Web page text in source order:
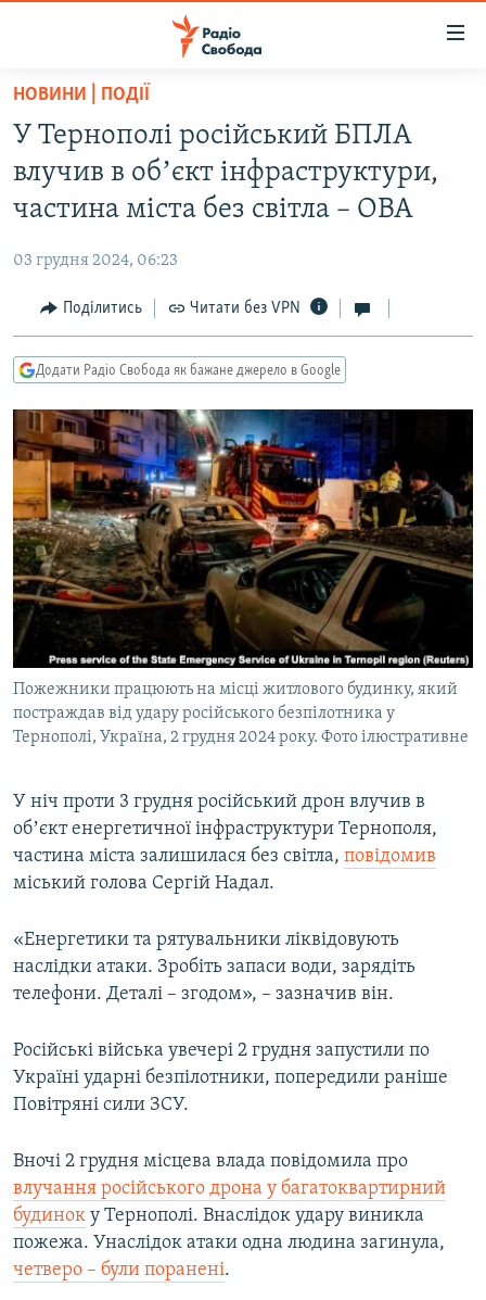
Перейти
основного
матеріалу
Перейти
основної
навігації
Перейти
до
пошуку
ВСЕ ЗА ДОБУ
СТАТТІ
ЕКОНОМІКА
СУСПІЛЬСТВО
УКРАЇНА
СВІТ
РОСІЙСЬКА «ФІЛЬТРАЦІЯ»
ДОНБАС.РЕАЛІЇ
ТИ ЯК?
СХЕМИ
КИТАЙ.ВИКЛИКИ
МУЛЬТИМЕДІА
ФОТО
СПЕЦПРОЄКТИ
ПОДКАСТИ
КРИМ РЕАЛІЇ
РУС
УКР
КТАТ
Усі сайти RFE/RL
НОВИНИ | ПОДІЇ
У Тернополі російський БПЛА
влучив в обʼєкт інфраструктури,
частина міста без світла – ОВА
03 грудня 2024, 06:23
Поділитись Читати без VPN
Додати Радіо Свобода як бажане джерело в Google
Пожежники працюють на місці житлового будинку, який
постраждав від удару російського безпілотника у
Тернополі, Україна, 2 грудня 2024 року. Фото ілюстративне
У ніч проти 3 грудня російський дрон влучив в
обʼєкт енергетичної інфраструктури Тернополя,
частина міста залишилася без світла, повідомив
міський голова Сергій Надал.
«Енергетики та рятувальники ліквідовують
наслідки атаки. Зробіть запаси води, зарядіть
телефони. Деталі – згодом», – зазначив він.
Російські війська увечері 2 грудня запустили по
Україні ударні безпілотники, попередили раніше
Повітряні сили ЗСУ.
Вночі 2 грудня місцева влада повідомила про
влучання російського дрона у багатоквартирний
будинок у Тернополі. Внаслідок удару виникла
пожежа. Унаслідок атаки одна людина загинула,
четверо – були поранені.